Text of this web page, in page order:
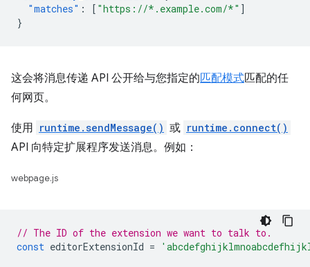
"matches" : [ "https://*.example.com/*" ]
}
这会将消息传递 API 公开给与您指定的匹配模式匹配的任
何网页。
使用 runtime.sendMessage() 或 runtime.connect()
API 向特定扩展程序发送消息。例如：
webpage.js
// The ID of the extension we want to talk to.
const editorExtensionId =